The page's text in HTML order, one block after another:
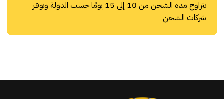
تتراوح مدة الشحن من 10 إلى 15 يومًا حسب الدولة وتوفر
شركات الشحن